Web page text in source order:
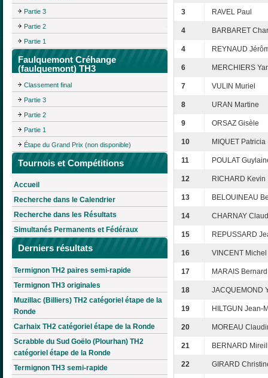
Partie 3
Partie 2
Partie 1
Faulquemont Créhange
(faulquemont) TH3
Classement final
Partie 3
Partie 2
Partie 1
Étape du Grand Prix (non disponible)
Tournois et Compétitions
Accueil
Recherche dans le Calendrier
Recherche dans les Résultats
Simultanés Permanents et Fédéraux
Derniers résultats
Termignon TH2 paires semi-rapide
Termignon TH3 originales
Muzillac (Billiers) TH2 catégoriel étape de la
Ronde
Carhaix TH2 catégoriel étape de la Ronde
Scrabble du Sud Goëlo (Plourhan) TH2
catégoriel étape de la Ronde
Termignon TH3 semi-rapide
3 RAVEL Paul
4 BARBARET
4 REYNAUD
6 MERCHIERS
7 VULIN Muriel
8 URAN Martine
9 ORSAZ Gisèle
10 MIQUET Patricia
11 POULAT
12 RICHARD Kevin
13 BELOUINEAU
14 CHARNAY
15 REPUSSARD
16 VINCENT Michel
17 MARAIS Bernard
18 JACQUEMOND
19 HILTGUN Jean-
20 MOREAU
21 BERNARD
22 GIRARD